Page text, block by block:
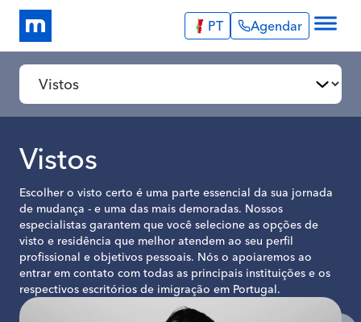
PT
EnglishPortuguês
Agendar
Explore
Infos Úteis
Serviços
Relatos de Imigrantes
Sobre Nós
Vistos
Escolher o visto certo é uma parte essencial da sua jornada
de mudança - e uma das mais demoradas. Nossos
especialistas garantem que você selecione as opções de
visto e residência que melhor atendem ao seu perfil
profissional e objetivos pessoais. Nós o apoiaremos ao
entrar em contato com todas as principais instituições e os
respectivos escritórios de imigração em Portugal.